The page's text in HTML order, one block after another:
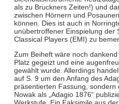
als zu Bruckners Zeiten!) und
zwischen Hörnern und
können. Dies ist auch in
unübertroffener Einspielung der
Classical Players (EMI) zu
Zum Beiheft wäre noch
Platz gegeizt und eine
gewählt wurde. Allerdings
auf S. 9 um den Anfang des
präsentierten Fassung, sondern
Nowak als „Adagio 1876“